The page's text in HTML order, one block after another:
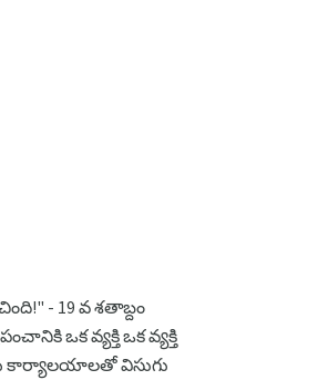
- 19 వ శతాబ్దం
ఒక వ్యక్తి ఒక వ్యక్తి
కార్యాలయాలతో విసుగు